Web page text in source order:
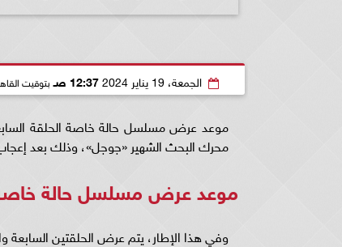
الجمعة، 19 يناير 2024 12:37 صـ بتوقيت
موعد عرض مسلسل حالة خاصة الحلقة
محرك البحث الشهير «جوجل»، وذلك بعد
موعد عرض مسلسل حالة خاصة
وفي هذا الإطار، يتم عرض الحلقتين السابعة والثامنة،